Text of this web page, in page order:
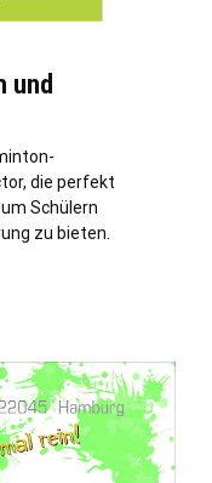
und
die perfekt
Schülern
zu bieten.